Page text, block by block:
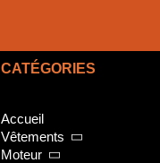
CATÉGORIES
Accueil
Vêtements
Moteur